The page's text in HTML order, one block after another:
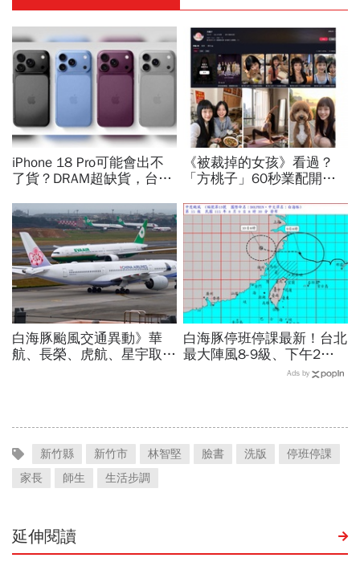
iPhone 18 Pro可能會出不
了貨？DRAM超缺貨，台積
「只能枯等」…新iPhone會
貴多少
《被裁掉的女孩》看過？
「方桃子」60秒業配開價
演到比真人還真：讓網紅反
學她
白海豚颱風交通異動》華
航、長榮、虎航、星宇取消
白海豚停班停課最新！台北
最大陣風8-9級、下午2點
最接近…風雨比巴威還大，
Ads by
新竹縣 新竹市 林智堅 臉書 洗版
停班停課
家長
師生 生活步調
延伸閱讀